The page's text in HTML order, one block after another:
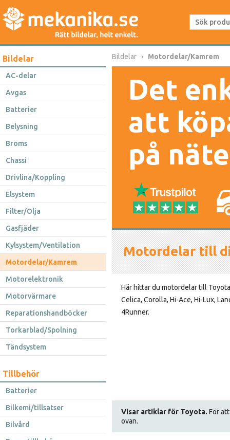
Bildelar
AC-delar
Avgas
Batterier
Belysning
Broms
Chassi
Drivlina/Koppling
Elsystem
Filter/Olja
Gasfjäder
Kylsystem/Ventilation
Motordelar/Kamrem
Motorelektronik
Motorvärmare
Reparationshandböcker
Torkarblad/Spolning
Tändsystem
Tillbehör
Batterier
Bilkemi/tillsatser
Bilvård
Bildelar Motordelar/Kamrem
Det
att
på
Motordelar till
Här hittar du motordelar till Toyota
Celica, Corolla, Hi-Ace, Hi-Lux,
4Runner.
Visar artiklar för Toyota. För
ovan.